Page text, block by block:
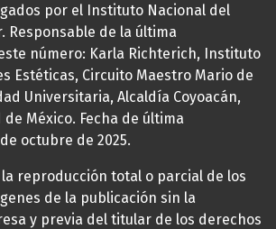
por el Instituto Nacional del
Responsable de la última
número: Karla Richterich, Instituto
Estéticas, Circuito Maestro Mario de
Universitaria, Alcaldía Coyoacán,
de México. Fecha de última
octubre de 2025.
reproducción total o parcial de los
de la publicación sin la
y previa del titular de los derechos